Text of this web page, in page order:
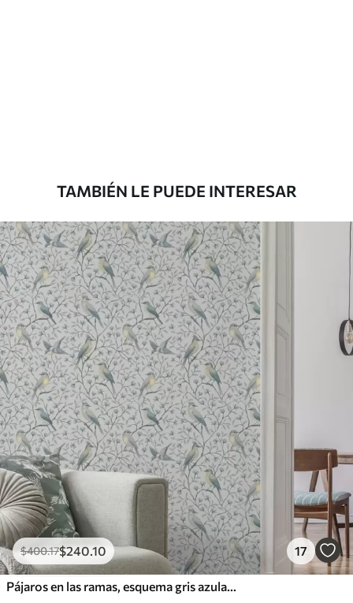
/m²
Premium
1100.00$660.00/m²
Vinilo Premium
1266.67$760.00/m²
TAMBIÉN LE PUEDE INTERESAR
$400.17$240.10 17
Pájaros en las ramas, esquema gris azulado